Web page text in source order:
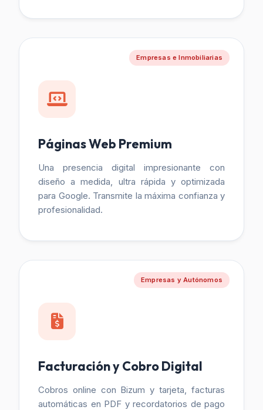
Empresas e Inmobiliarias
Páginas Web Premium
Una presencia digital impresionante con
diseño a medida, ultra rápida y optimizada
para Google. Transmite la máxima confianza y
profesionalidad.
Empresas y Autónomos
Facturación y Cobro Digital
Cobros online con Bizum y tarjeta, facturas
automáticas en PDF y recordatorios de pago